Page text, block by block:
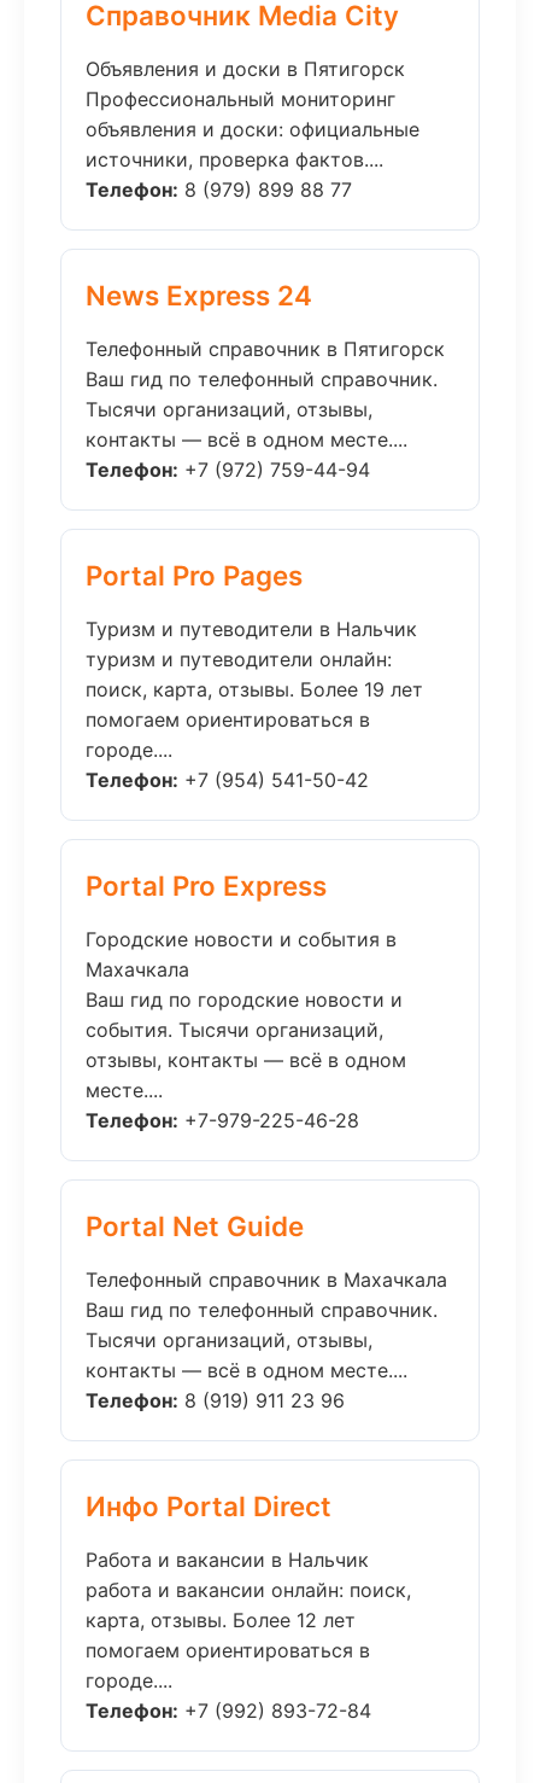
Справочник Media City
Объявления и доски в Пятигорск
Профессиональный мониторинг
объявления и доски: официальные
источники, проверка фактов....
Телефон: 8 (979) 899 88 77
News Express 24
Телефонный справочник в Пятигорск
Ваш гид по телефонный справочник.
Тысячи организаций, отзывы,
контакты — всё в одном месте....
Телефон: +7 (972) 759-44-94
Portal Pro Pages
Туризм и путеводители в Нальчик
туризм и путеводители онлайн:
поиск, карта, отзывы. Более 19 лет
помогаем ориентироваться в
городе....
Телефон: +7 (954) 541-50-42
Portal Pro Express
Городские новости и события в
Махачкала
Ваш гид по городские новости и
события. Тысячи организаций,
отзывы, контакты — всё в одном
месте....
Телефон: +7-979-225-46-28
Portal Net Guide
Телефонный справочник в Махачкала
Ваш гид по телефонный справочник.
Тысячи организаций, отзывы,
контакты — всё в одном месте....
Телефон: 8 (919) 911 23 96
Инфо Portal Direct
Работа и вакансии в Нальчик
работа и вакансии онлайн: поиск,
карта, отзывы. Более 12 лет
помогаем ориентироваться в
городе....
Телефон: +7 (992) 893-72-84